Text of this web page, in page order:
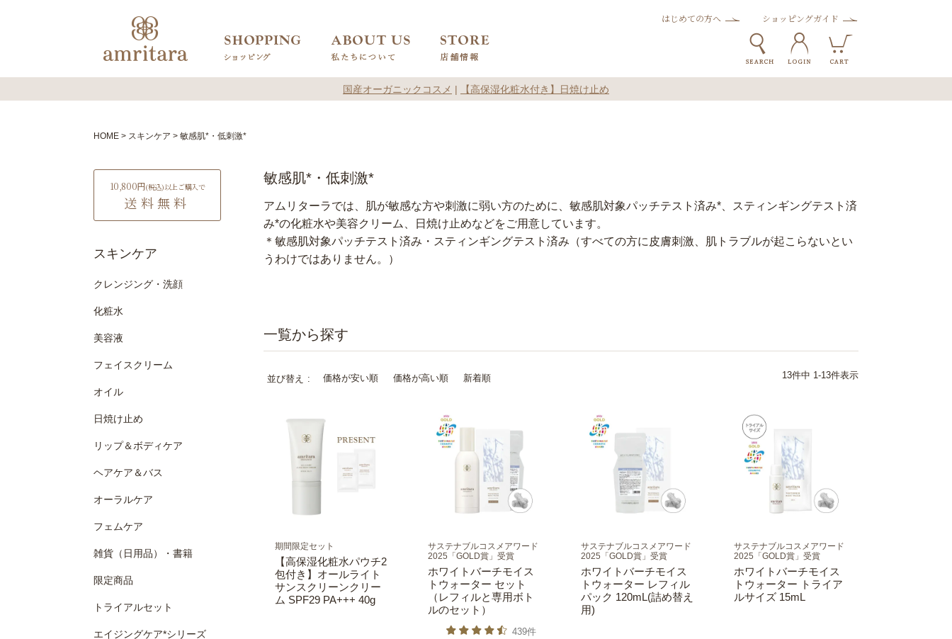
はじめての方へ ショッピングガイド
国産オーガニックコスメ | 【高保湿化粧水付き】日焼け止め
HOME スキンケア 敏感肌*・低刺激*
10,800円(税込)以上ご購入で
送料無料
スキンケア
クレンジング・洗顔
化粧水
美容液
フェイスクリーム
オイル
日焼け止め
リップ＆ボディケア
ヘアケア＆バス
オーラルケア
フェムケア
雑貨（日用品）・書籍
限定商品
トライアルセット
エイジングケア*シリーズ
敏感肌*・低刺激*
アムリターラでは、肌が敏感な方や刺激に弱い方のために、敏感肌対象パッチテスト済み*、スティンギングテスト済
み*の化粧水や美容クリーム、日焼け止めなどをご用意しています。
＊敏感肌対象パッチテスト済み・スティンギングテスト済み（すべての方に皮膚刺激、肌トラブルが起こらないとい
うわけではありません。）
並び替え 価格が安い順 価格が高い順 新着順 13件中 1-13件表示
期間限定セット
【高保湿化粧水パウチ2
包付き】オールライト
サンスクリーンクリー
ム SPF29 PA+++ 40g
サステナブルコスメアワード
2025「GOLD賞」受賞
ホワイトバーチモイス
トウォーター セット
（レフィルと専用ボト
ルのセット）
439件
サステナブルコスメアワード
2025「GOLD賞」受賞
ホワイトバーチモイス
トウォーター レフィル
パック 120mL(詰め替え
用)
サステナブルコスメアワード
2025「GOLD賞」受賞
ホワイトバーチモイス
トウォーター トライア
ルサイズ 15mL